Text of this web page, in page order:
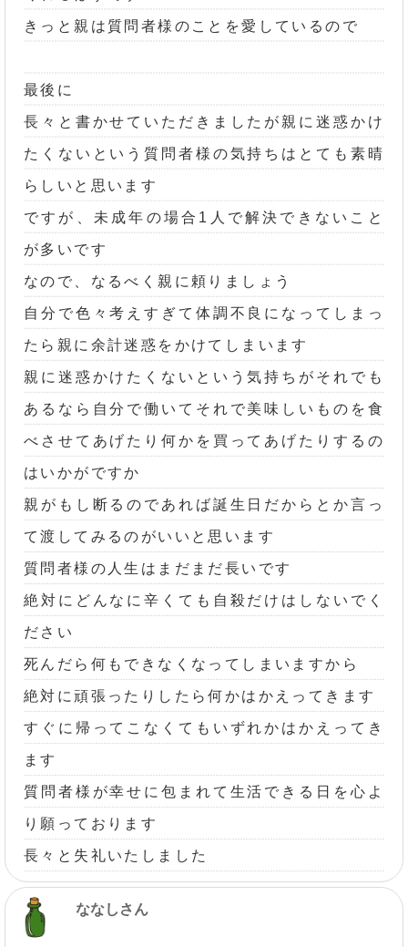
きっと親は質問者様のことを愛しているので
最後に
長々と書かせていただきましたが親に迷惑かけ
たくないという質問者様の気持ちはとても素晴
らしいと思います
ですが、未成年の場合1人で解決できないこと
が多いです
なので、なるべく親に頼りましょう
自分で色々考えすぎて体調不良になってしまっ
たら親に余計迷惑をかけてしまいます
親に迷惑かけたくないという気持ちがそれでも
あるなら自分で働いてそれで美味しいものを食
べさせてあげたり何かを買ってあげたりするの
はいかがですか
親がもし断るのであれば誕生日だからとか言っ
て渡してみるのがいいと思います
質問者様の人生はまだまだ長いです
絶対にどんなに辛くても自殺だけはしないでく
ださい
死んだら何もできなくなってしまいますから
絶対に頑張ったりしたら何かはかえってきます
すぐに帰ってこなくてもいずれかはかえってき
ます
質問者様が幸せに包まれて生活できる日を心よ
り願っております
長々と失礼いたしました
ななしさん